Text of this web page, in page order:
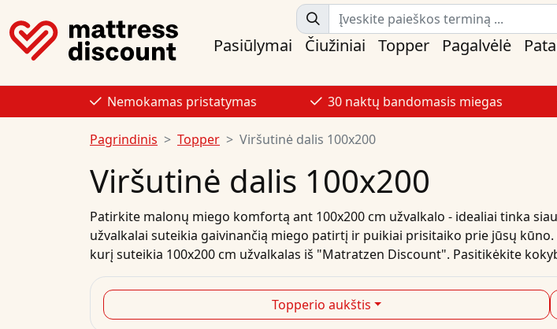
Pasiūlymai Čiužiniai Topper Pagalvėlė
Nemokamas pristatymas 30 naktų bandomasis miegas
Pagrindinis Topper Viršutinė dalis 100x200
Viršutinė dalis 100x200
Patirkite malonų miego komfortą ant 100x200 cm užvalkalo - idealiai tinka
užvalkalai suteikia gaivinančią miego patirtį ir puikiai prisitaiko prie jūsų
kurį suteikia 100x200 cm užvalkalas iš "Matratzen Discount". Pasitikėkite
Topperio aukštis